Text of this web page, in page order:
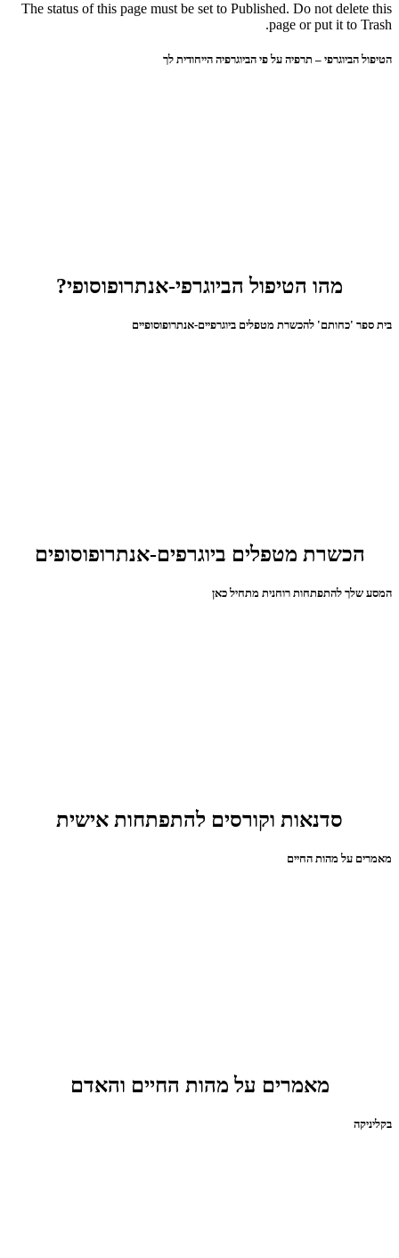
The status of this page must be set to Published. Do not delete this
page or put it to Trash.
הטיפול הביוגרפי – תרפיה על פי הביוגרפיה הייחודית לך
מהו הטיפול הביוגרפי-אנתרופוסופי?
בית ספר 'כחותם' להכשרת מטפלים ביוגרפיים-אנתרופוסופיים
הכשרת מטפלים ביוגרפים-אנתרופוסופים
המסע שלך להתפתחות רוחנית מתחיל כאן
סדנאות וקורסים להתפתחות אישית
מאמרים על מהות החיים
מאמרים על מהות החיים והאדם
בקליניקה